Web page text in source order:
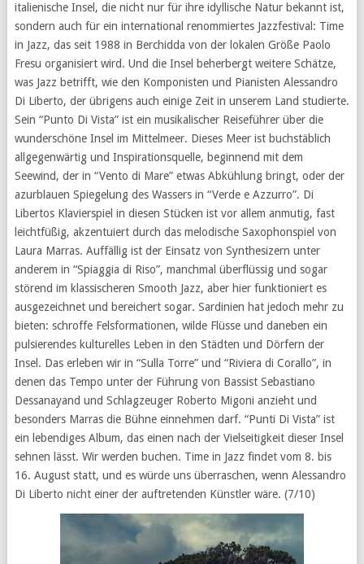
italienische Insel, die nicht nur für ihre idyllische Natur bekannt ist,
sondern auch für ein international renommiertes Jazzfestival: Time
in Jazz, das seit 1988 in Berchidda von der lokalen Größe Paolo
Fresu organisiert wird. Und die Insel beherbergt weitere Schätze,
was Jazz betrifft, wie den Komponisten und Pianisten Alessandro
Di Liberto, der übrigens auch einige Zeit in unserem Land studierte.
Sein “Punto Di Vista” ist ein musikalischer Reiseführer über die
wunderschöne Insel im Mittelmeer. Dieses Meer ist buchstäblich
allgegenwärtig und Inspirationsquelle, beginnend mit dem
Seewind, der in “Vento di Mare” etwas Abkühlung bringt, oder der
azurblauen Spiegelung des Wassers in “Verde e Azzurro”. Di
Libertos Klavierspiel in diesen Stücken ist vor allem anmutig, fast
leichtfüßig, akzentuiert durch das melodische Saxophonspiel von
Laura Marras. Auffällig ist der Einsatz von Synthesizern unter
anderem in “Spiaggia di Riso”, manchmal überflüssig und sogar
störend im klassischeren Smooth Jazz, aber hier funktioniert es
ausgezeichnet und bereichert sogar. Sardinien hat jedoch mehr zu
bieten: schroffe Felsformationen, wilde Flüsse und daneben ein
pulsierendes kulturelles Leben in den Städten und Dörfern der
Insel. Das erleben wir in “Sulla Torre” und “Riviera di Corallo”, in
denen das Tempo unter der Führung von Bassist Sebastiano
Dessanayand und Schlagzeuger Roberto Migoni anzieht und
besonders Marras die Bühne einnehmen darf. “Punti Di Vista” ist
ein lebendiges Album, das einen nach der Vielseitigkeit dieser Insel
sehnen lässt. Wir werden buchen. Time in Jazz findet vom 8. bis
16. August statt, und es würde uns überraschen, wenn Alessandro
Di Liberto nicht einer der auftretenden Künstler wäre. (7/10)